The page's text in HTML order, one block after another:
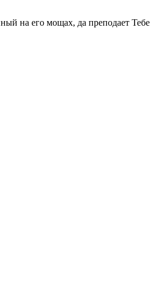
на его мощах, да преподает Тебе